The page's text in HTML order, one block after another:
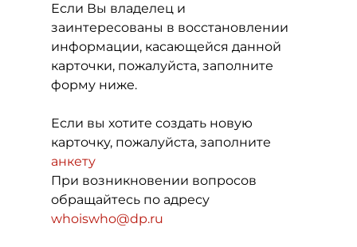
Если Вы владелец и
заинтересованы в восстановлении
информации, касающейся данной
карточки, пожалуйста, заполните
форму ниже.
Если вы хотите создать новую
карточку, пожалуйста, заполните
анкету
При возникновении вопросов
обращайтесь по адресу
whoiswho@dp.ru